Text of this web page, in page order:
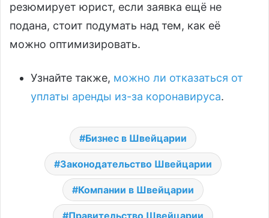
резюмирует юрист, если заявка ещё не
подана, стоит подумать над тем, как её
можно оптимизировать.
Узнайте также, можно ли отказаться от
уплаты аренды из-за коронавируса.
Бизнес в Швейцарии
Законодательство Швейцарии
Компании в Швейцарии